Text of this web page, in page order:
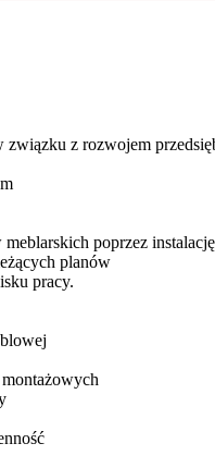
z rozwojem
poprzez
planów
pracy.